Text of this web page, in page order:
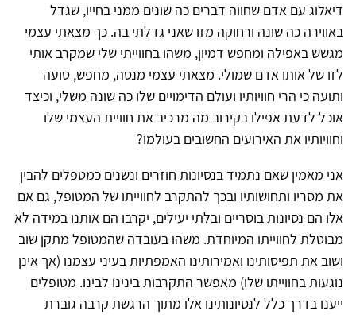
דיאלוג עם אדם שחווה דברים כה שונים ממני בחייו, שגדל
באווירה כה שונה ורחוקה מזו שאני גדלתי בה. כך מצאתי עצמי
מגשש באפילה ומחפש דמיון, משהו בחווייתי שלי שמקרב אותי
לזו של אותו אדם שמולי. מצאתי עצמי מנסה, מחפש, טועה
ותועה כי הרי חוויותיו ועולם הדימויים שלו כה שונה משלי, וכיצד
אוכל לדעת אפילו בקירוב מה מרכיב את חוויית העצמי שלו
וחוויותיו את האירועים החשובים בעולמו?
אני מאמין שאם נתמיד בנסיונות חוזרים ונשנים כמטפלים להבין
את מסריו ותחושותיו ובכך להתקרב לחווייתו של המטופל, גם אם
אלו הם נסיונות בוסריים ובלתי יעילים, יקרבו הם אותנו במידה לא
מבוטלת לחווייתו המיוחדת. משהו בעובדה שהמטופל מתקן שוב
ושוב את תפיסותינו ואמירותינו האמפתיות בעיני עצמנו (אך אינן
נוגעות בחווייתו שלו) מאפשר התקרבות בינינו לבינו. מטופלים
ייענו בדרך כלל לנסיונותינו אלו מתוך הרגשת קרבה גוברת